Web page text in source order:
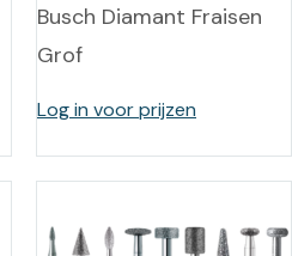
Busch Diamant Fraisen
Grof
Log in voor prijzen